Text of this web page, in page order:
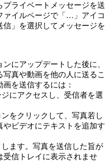
ライベートメッセージを送
ァイルページで「…」アイコ
」を選択してメッセージを
にアップデートした後に、
真や動画を他の人に送るこ
を送信するには：
にアクセスし、受信者を選
をクリックして、写真若し
やビデオにテキストを追加す
ます。写真を送信した旨が
信トレイに表示されませ